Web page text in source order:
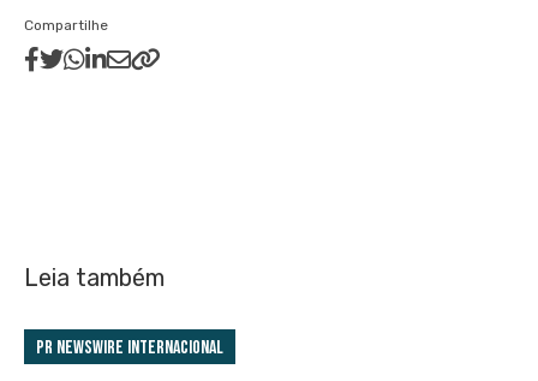
Compartilhe
Leia também
PR Newswire Internacional